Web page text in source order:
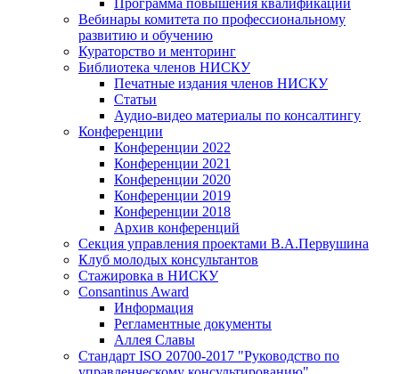
Программа повышения квалификации
Вебинары комитета по профессиональному
развитию и обучению
Кураторство и менторинг
Библиотека членов НИСКУ
Печатные издания членов НИСКУ
Статьи
Аудио-видео материалы по консалтингу
Конференции
Конференции 2022
Конференции 2021
Конференции 2020
Конференции 2019
Конференции 2018
Архив конференций
Секция управления проектами В.А.Первушина
Клуб молодых консультантов
Стажировка в НИСКУ
Consantinus Award
Информация
Регламентные документы
Аллея Славы
Cтандарт ISO 20700-2017 "Руководство по